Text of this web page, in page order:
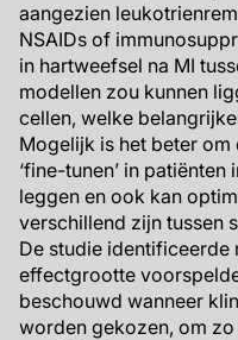
aangezien
NSAIDs of
in hartweefsel na MI
modellen zou kunnen
cellen, welke
Mogelijk is het beter
‘fine-tunen’ in
leggen en ook kan
verschillend zijn tussen
De studie
effectgrootte
beschouwd wanneer
worden gekozen, om